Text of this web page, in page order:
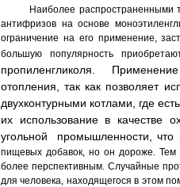
Наиболее распространенными
антифризов на основе
ограничение на его применение,
большую популярность
пропиленгликоля.
отопления, так как позволяет
двухконтурными котлами, где
их использование в качестве
угольной промышленности,
пищевых добавок, но он дороже. Тем
более перспективным. Случайные
для человека, находящегося в этом